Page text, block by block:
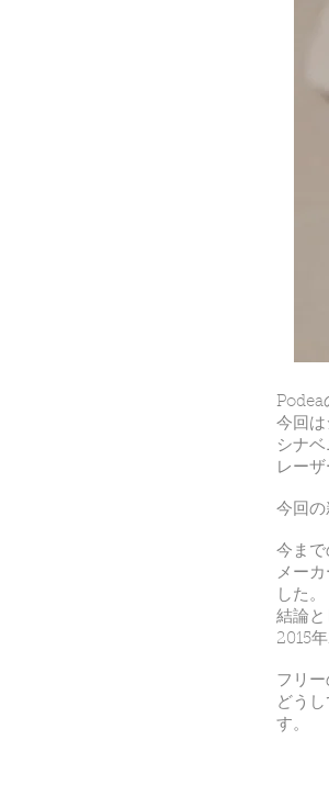
Podea
今回は
シナ
レー
今回
今まで
メー
した。
結論
2015
フリ
どう
す。